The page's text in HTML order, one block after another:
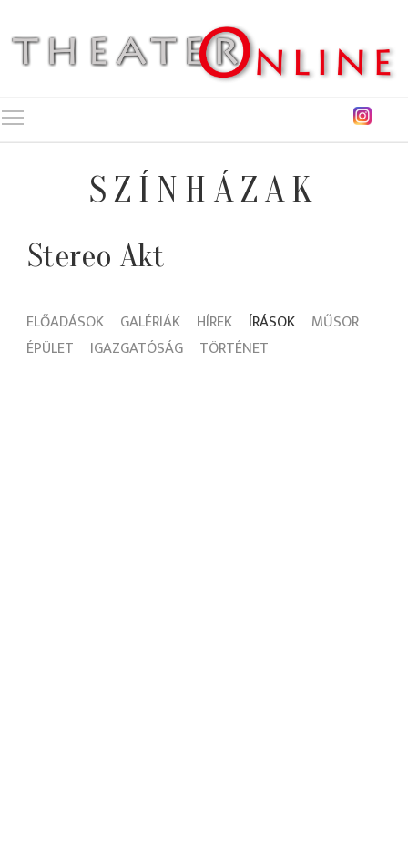
SZÍNHÁZAK
Stereo Akt
ELŐADÁSOK GALÉRIÁK HÍREK ÍRÁSOK
MŰSOR
ÉPÜLET
IGAZGATÓSÁG TÖRTÉNET